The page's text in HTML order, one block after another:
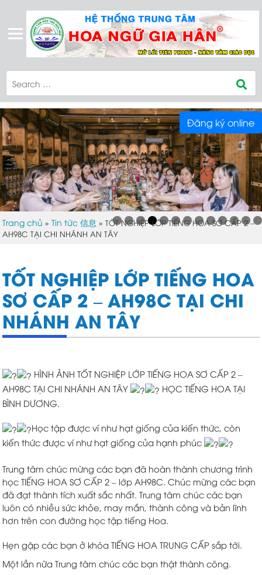
Trang chủ »Tin tức 信息 »TỐT NGHIỆP LỚP TIẾNG HOA SƠ CẤP 2 –
AH98C TẠI CHI NHÁNH AN TÂY
TỐT NGHIỆP LỚP TIẾNG HOA
SƠ CẤP 2 – AH98C TẠI CHI
NHÁNH AN TÂY
HÌNH ẢNH TỐT NGHIỆP LỚP TIẾNG HOA SƠ CẤP 2 –
AH98C TẠI CHI NHÁNH AN TÂY
HỌC TIẾNG HOA TẠI
BÌNH DƯƠNG.
Học tập được ví như hạt giống của kiến thức, còn
kiến thức được ví như hạt giống của hạnh phúc
Trung tâm chúc mừng các bạn đã hoàn thành chương trình
học TIẾNG HOA SƠ CẤP 2 – lớp AH98C. Chúc mừng các bạn
đã đạt thành tích xuất sắc nhất. Trung tâm chúc các bạn
luôn có nhiều sức khỏe, may mắn, thành công và bản lĩnh
hơn trên con đường học tập tiếng Hoa.
Hẹn gặp các bạn ở khóa TIẾNG HOA TRUNG CẤP sắp tới.
Một lần nữa Trung tâm chúc các bạn thật thành công.
Đăng ký online